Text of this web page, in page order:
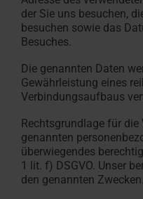
der Sie uns besuchen,
besuchen sowie das
Besuches.
Die genannten Daten
Gewährleistung eines
Verbindungsaufbaus
Rechtsgrundlage für die
genannten
überwiegendes
1 lit. f) DSGVO. Unser
den genannten Zwecken.